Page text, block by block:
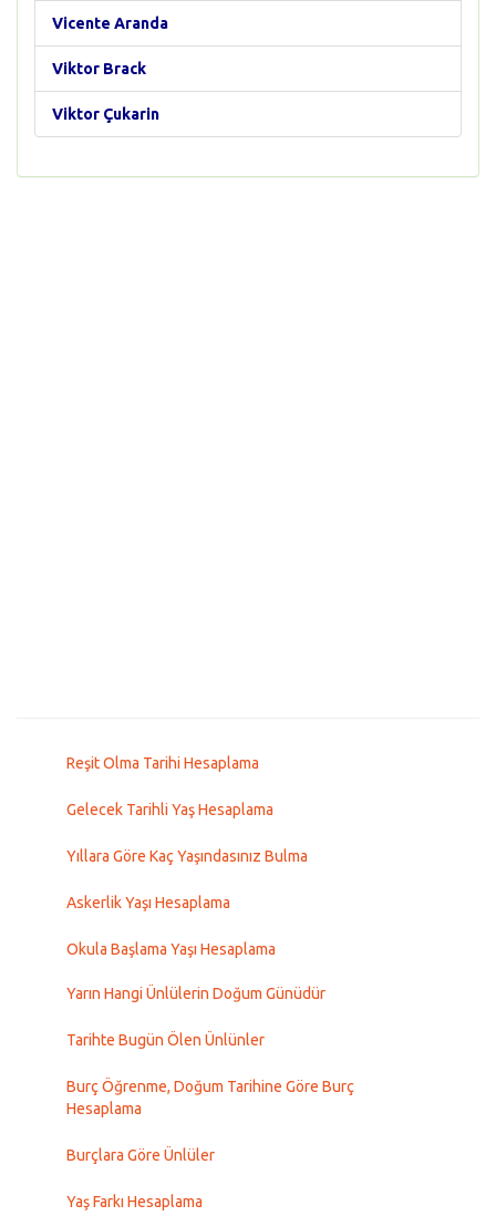
Vicente Aranda
Viktor Brack
Viktor Çukarin
Reşit Olma Tarihi Hesaplama
Gelecek Tarihli Yaş Hesaplama
Yıllara Göre Kaç Yaşındasınız Bulma
Askerlik Yaşı Hesaplama
Okula Başlama Yaşı Hesaplama
Yarın Hangi Ünlülerin Doğum Günüdür
Tarihte Bugün Ölen Ünlünler
Burç Öğrenme, Doğum Tarihine Göre Burç
Hesaplama
Burçlara Göre Ünlüler
Yaş Farkı Hesaplama